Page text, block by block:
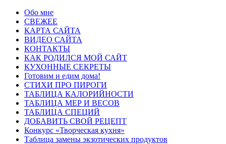
Обо мне
СВЕЖЕЕ
КАРТА САЙТА
ВИДЕО САЙТА
КОНТАКТЫ
КАК РОДИЛСЯ МОЙ САЙТ
КУХОННЫЕ СЕКРЕТЫ
Готовим и едим дома!
СТИХИ ПРО ПИРОГИ
ТАБЛИЦА КАЛОРИЙНОСТИ
ТАБЛИЦА МЕР И ВЕСОВ
ТАБЛИЦА СПЕЦИЙ
ДОБАВИТЬ СВОЙ РЕЦЕПТ
Конкурс «Творческая кухня»
Таблица замены экзотических продуктов